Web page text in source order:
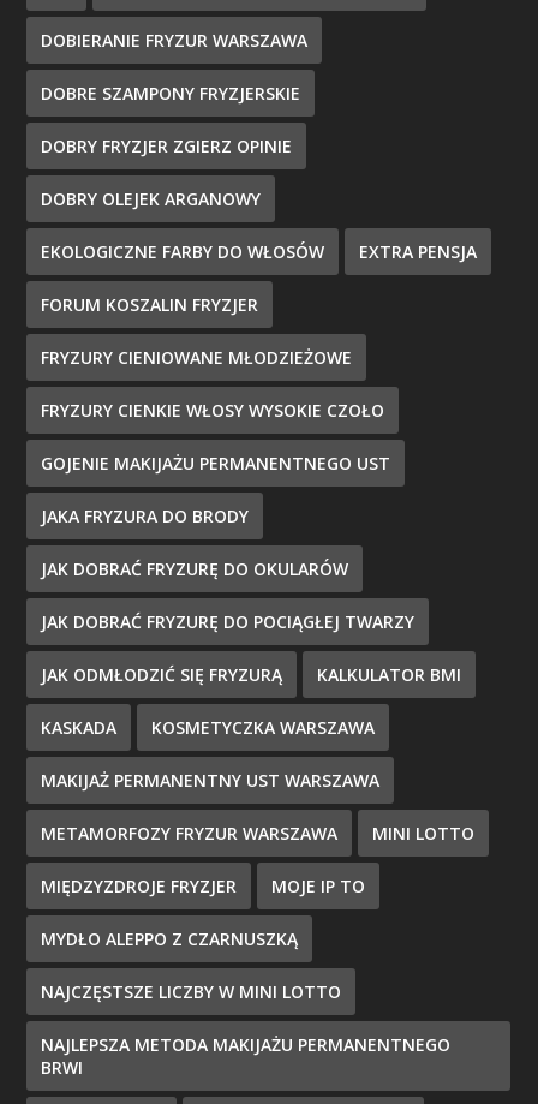
DOBIERANIE FRYZUR WARSZAWA
DOBRE SZAMPONY FRYZJERSKIE
DOBRY FRYZJER ZGIERZ OPINIE
DOBRY OLEJEK ARGANOWY
EKOLOGICZNE FARBY DO WŁOSÓW EXTRA PENSJA
FORUM KOSZALIN FRYZJER
FRYZURY CIENIOWANE MŁODZIEŻOWE
FRYZURY CIENKIE WŁOSY WYSOKIE CZOŁO
GOJENIE MAKIJAŻU PERMANENTNEGO UST
JAKA FRYZURA DO BRODY
JAK DOBRAĆ FRYZURĘ DO OKULARÓW
JAK DOBRAĆ FRYZURĘ DO POCIĄGŁEJ TWARZY
JAK ODMŁODZIĆ SIĘ FRYZURĄ KALKULATOR BMI
KASKADA KOSMETYCZKA WARSZAWA
MAKIJAŻ PERMANENTNY UST WARSZAWA
METAMORFOZY FRYZUR WARSZAWA MINI LOTTO
MIĘDZYZDROJE FRYZJER MOJE IP TO
MYDŁO ALEPPO Z CZARNUSZKĄ
NAJCZĘSTSZE LICZBY W MINI LOTTO
NAJLEPSZA METODA MAKIJAŻU PERMANENTNEGO
BRWI